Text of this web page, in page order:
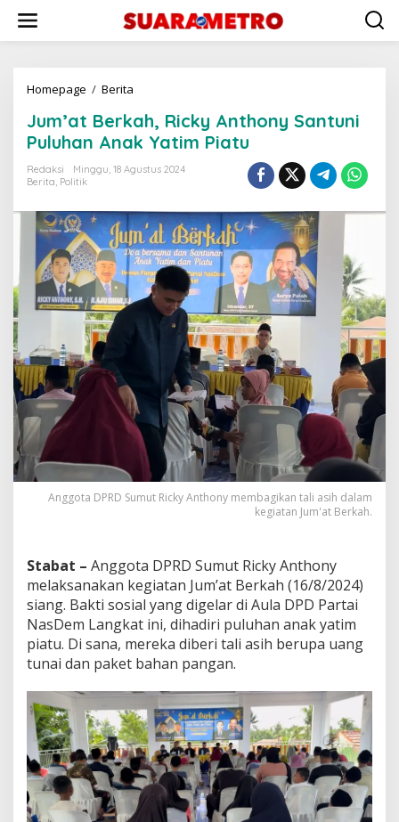
konten
Homepage / Berita
Ricky
Anthony
Santuni
Puluhan
Piatu
Jum’at Berkah, Ricky Anthony Santuni
Puluhan Anak Yatim Piatu
Redaksi
Minggu, 18 Agustus 2024
Berita, Politik
Anggota DPRD Sumut Ricky Anthony membagikan tali asih dalam
kegiatan Jum'at Berkah.
Stabat – Anggota DPRD Sumut Ricky Anthony
melaksanakan kegiatan Jum’at Berkah (16/8/2024)
siang. Bakti sosial yang digelar di Aula DPD Partai
NasDem Langkat ini, dihadiri puluhan anak yatim
piatu. Di sana, mereka diberi tali asih berupa uang
tunai dan paket bahan pangan.